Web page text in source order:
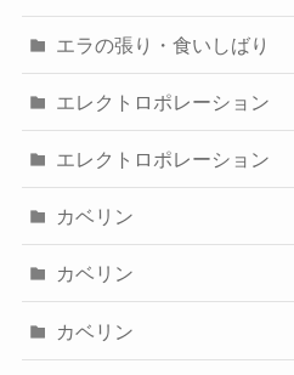
エラの張り・食いしばり
エレクトロポレーション
エレクトロポレーション
カベリン
カベリン
カベリン